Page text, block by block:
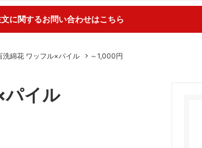
タオル
対策タオ
に関するお問い合わせはこちら
お問い合わせフォーム ）にてご連絡お願いします。※
洗綿花 ワッフル×パイル ～1,000円
パイル